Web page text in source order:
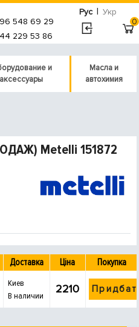
Рус | Укр
548 69 29
229 53 86
0
и
аксессуары
Масла и
автохимия
Metelli 151872
Доставка Ціна Покупка
Киев
В наличии
2210 Придбати